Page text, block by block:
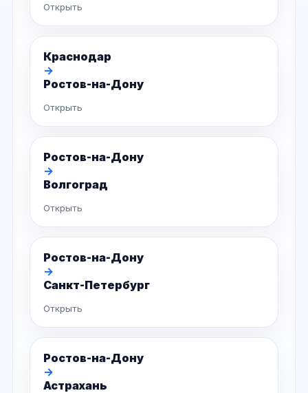
Открыть
Краснодар
→
Ростов-на-Дону
Открыть
Ростов-на-Дону
→
Волгоград
Открыть
Ростов-на-Дону
→
Санкт-Петербург
Открыть
Ростов-на-Дону
→
Астрахань